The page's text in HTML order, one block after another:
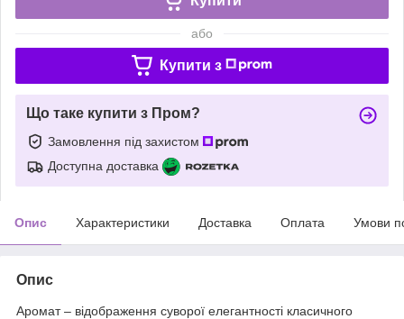
або
Купити з
Що таке купити з Пром?
Замовлення під захистом
Доступна доставка
Опис Характеристики Доставка Оплата Умови
Опис
Аромат – відображення суворої елегантності класичного